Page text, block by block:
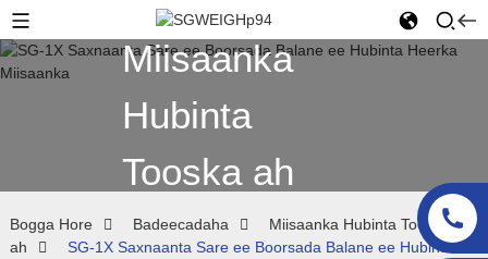
Miisaanka
Hubinta
Tooska ah
Bogga Hore Badeecadaha
Miisaanka Hubinta Tooska
ah
SG-1X Saxnaanta Sare ee Boorsada Balane ee Hubinta